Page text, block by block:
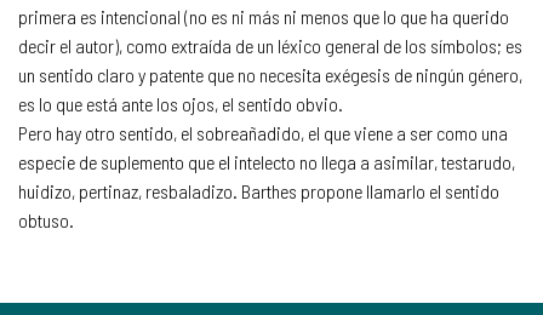
primera es intencional (no es ni más ni menos que lo que ha querido
decir el autor), como extraída de un léxico general de los símbolos; es
un sentido claro y patente que no necesita exégesis de ningún género,
es lo que está ante los ojos, el sentido obvio.
Pero hay otro sentido, el sobreañadido, el que viene a ser como una
especie de suplemento que el intelecto no llega a asimilar, testarudo,
huidizo, pertinaz, resbaladizo. Barthes propone llamarlo el sentido
obtuso.